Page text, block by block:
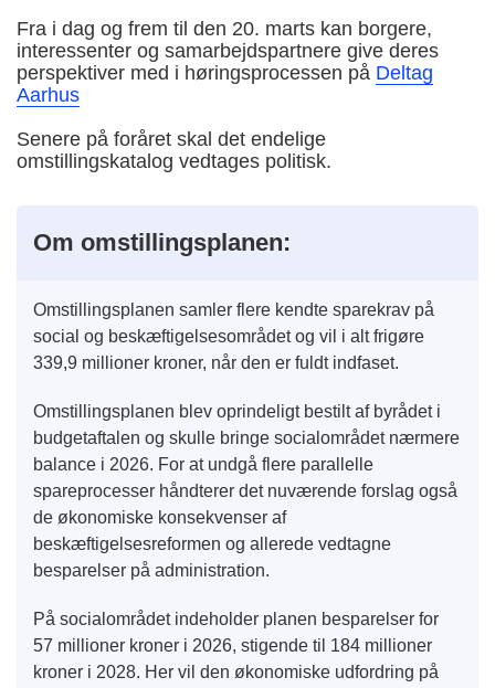
Fra i dag og frem til den 20. marts kan borgere,
interessenter og samarbejdspartnere give deres
perspektiver med i høringsprocessen på Deltag
Aarhus
Senere på foråret skal det endelige
omstillingskatalog vedtages politisk.
Om omstillingsplanen:
Omstillingsplanen samler flere kendte sparekrav på
social og beskæftigelsesområdet og vil i alt frigøre
339,9 millioner kroner, når den er fuldt indfaset.
Omstillingsplanen blev oprindeligt bestilt af byrådet i
budgetaftalen og skulle bringe socialområdet nærmere
balance i 2026. For at undgå flere parallelle
spareprocesser håndterer det nuværende forslag også
de økonomiske konsekvenser af
beskæftigelsesreformen og allerede vedtagne
besparelser på administration.
På socialområdet indeholder planen besparelser for
57 millioner kroner i 2026, stigende til 184 millioner
kroner i 2028. Her vil den økonomiske udfordring på